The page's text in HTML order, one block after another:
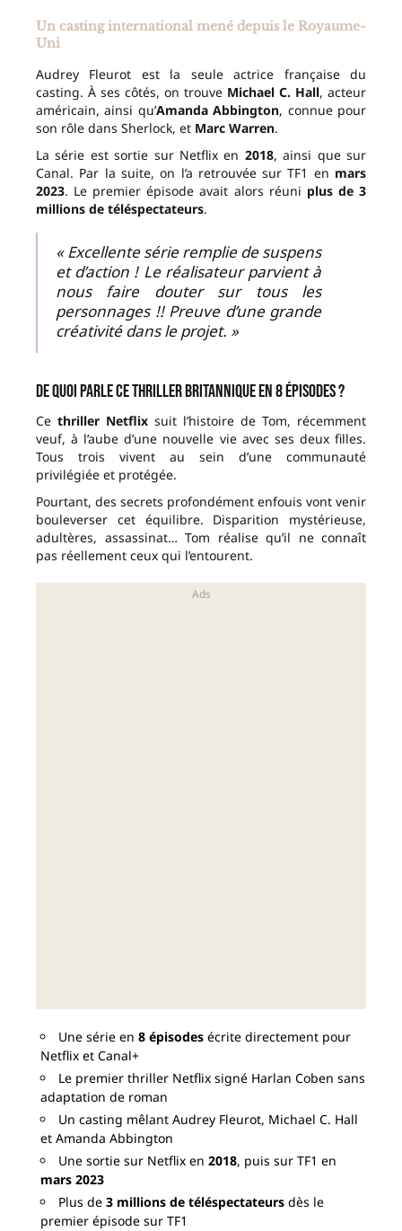
Un casting international mené depuis le Royaume-
Uni
Audrey Fleurot est la seule actrice française du
casting. À ses côtés, on trouve Michael C. Hall, acteur
américain, ainsi qu’Amanda Abbington, connue pour
son rôle dans Sherlock, et Marc Warren.
La série est sortie sur Netflix en 2018, ainsi que sur
Canal. Par la suite, on l’a retrouvée sur TF1 en mars
2023. Le premier épisode avait alors réuni plus de 3
millions de téléspectateurs.
« Excellente série remplie de suspens
et d’action ! Le réalisateur parvient à
nous faire douter sur tous les
personnages !! Preuve d’une grande
créativité dans le projet. »
De quoi parle ce thriller britannique en 8 épisodes ?
Ce thriller Netflix suit l’histoire de Tom, récemment
veuf, à l’aube d’une nouvelle vie avec ses deux filles.
Tous trois vivent au sein d’une communauté
privilégiée et protégée.
Pourtant, des secrets profondément enfouis vont venir
bouleverser cet équilibre. Disparition mystérieuse,
adultères, assassinat… Tom réalise qu’il ne connaît
pas réellement ceux qui l’entourent.
Une série en 8 épisodes écrite directement pour
Netflix et Canal+
Le premier thriller Netflix signé Harlan Coben sans
adaptation de roman
Un casting mêlant Audrey Fleurot, Michael C. Hall
et Amanda Abbington
Une sortie sur Netflix en 2018, puis sur TF1 en
mars 2023
Plus de 3 millions de téléspectateurs dès le
premier épisode sur TF1